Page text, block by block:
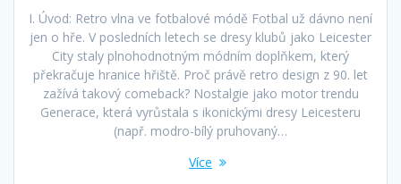
I. Úvod: Retro vlna ve fotbalové módě Fotbal už dávno není
jen o hře. V posledních letech se dresy klubů jako Leicester
City staly plnohodnotným módním doplňkem, který
překračuje hranice hřiště. Proč právě retro design z 90. let
zažívá takový comeback? Nostalgie jako motor trendu
Generace, která vyrůstala s ikonickými dresy Leicesteru
(např. modro-bílý pruhovaný…
Více